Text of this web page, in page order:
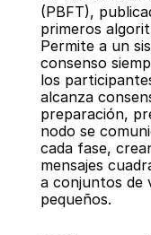
(PBFT),
primeros
Permite a un
consenso
los
alcanza
preparación,
nodo se
cada fase,
mensajes
a conjuntos de
pequeños.